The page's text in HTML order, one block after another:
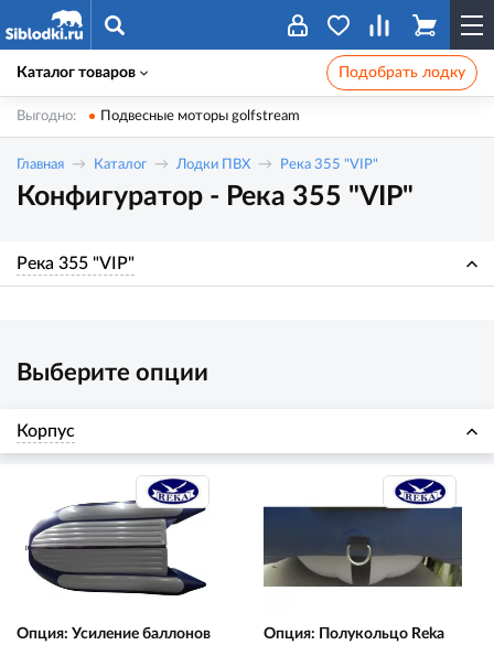
Каталог товаров Подобрать лодку
Выгодно: Подвесные моторы golfstream
Главная Каталог Лодки ПВХ Река 355 "VIP"
Конфигуратор - Река 355 "VIP"
Река 355 "VIP"
Выберите опции
Корпус
Опция: Усиление баллонов
Опция: Полукольцо Reka